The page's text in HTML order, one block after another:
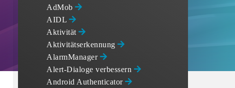
AdMob
AIDL
Aktivität
Aktivitätserkennung
AlarmManager
Alert-Dialoge verbessern
Android Authenticator